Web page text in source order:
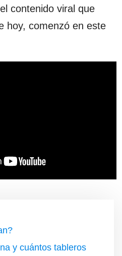
contenido viral que
hoy, comenzó en este
y cuántos tableros